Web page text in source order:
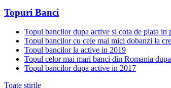
Topuri Banci
Topul bancilor dupa active si cota de piata in
Topul bancilor cu cele mai mici dobanzi la
Topul bancilor la active in 2019
Topul celor mai mari banci din Romania
Topul bancilor dupa active in 2017
Toate stirile